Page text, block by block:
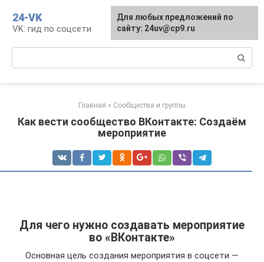
контенту
24-VK
VK: гид по соцсети
Главная » Сообщества и группы
Как вести сообщество ВКонтакте: Создаём
мероприятие
Для чего нужно создавать мероприятие
во «ВКонтакте»
Основная цель создания мероприятия в соцсети —
Для любых предложений по
сайту: 24uv@cp9.ru